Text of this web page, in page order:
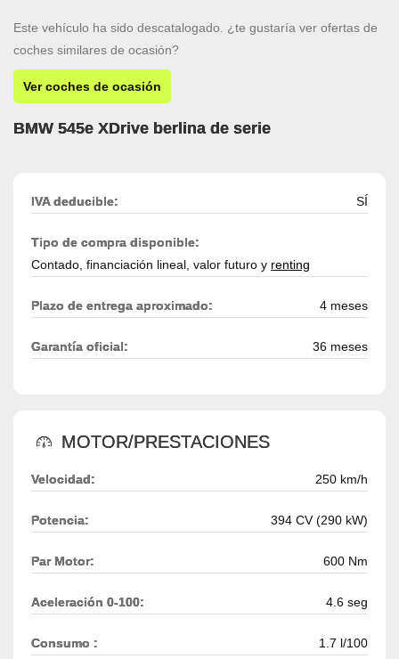
Este vehículo ha sido descatalogado. ¿te gustaría ver ofertas de
coches similares de ocasión?
Ver coches de ocasión
BMW 545e XDrive berlina de serie
IVA deducible: SÍ
Tipo de compra disponible:
Contado, financiación lineal, valor futuro y renting
Plazo de entrega aproximado: 4 meses
Garantía oficial: 36 meses
MOTOR/PRESTACIONES
Velocidad: 250 km/h
Potencia: 394 CV (290 kW)
Par Motor: 600 Nm
Aceleración 0-100: 4.6 seg
Consumo : 1.7 l/100